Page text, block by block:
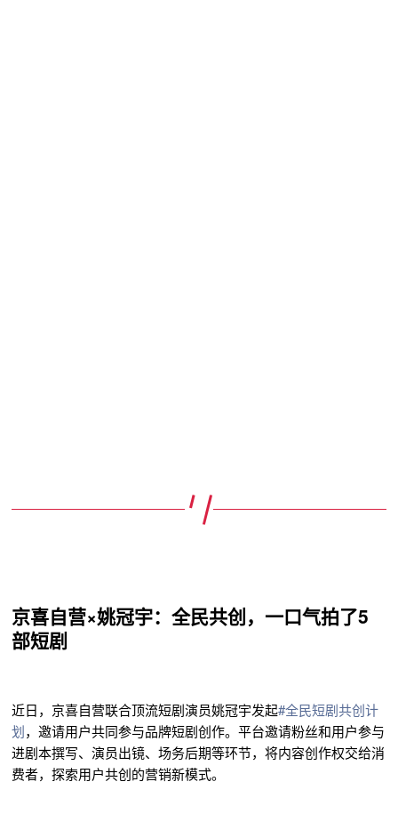
京喜自营×姚冠宇：全民共创，一口气拍了5
部短剧
近日，京喜自营联合顶流短剧演员姚冠宇发起#全民短剧共创计
划，邀请用户共同参与品牌短剧创作。平台邀请粉丝和用户参与
进剧本撰写、演员出镜、场务后期等环节，将内容创作权交给消
费者，探索用户共创的营销新模式。